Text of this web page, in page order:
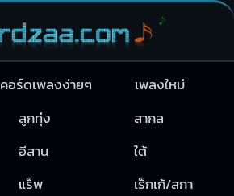
คอร์ดเพลงง่ายๆ
เพลงใหม่
ลูกทุ่ง
สากล
อีสาน
ใต้
แร็พ
เร็กเก้/สกา